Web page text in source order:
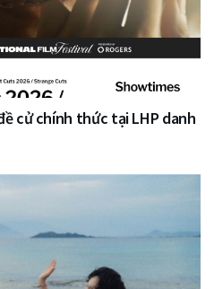
cử chính thức tại LHP danh